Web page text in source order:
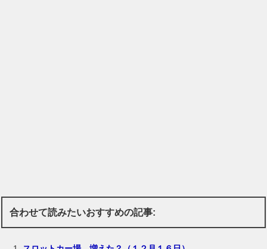
合わせて読みたいおすすめの記事: